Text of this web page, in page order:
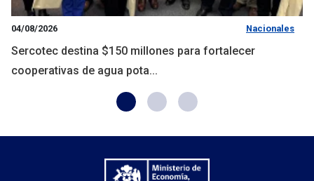
04/08/2026 Nacionales
Sercotec destina $150 millones para fortalecer
cooperativas de agua pota...